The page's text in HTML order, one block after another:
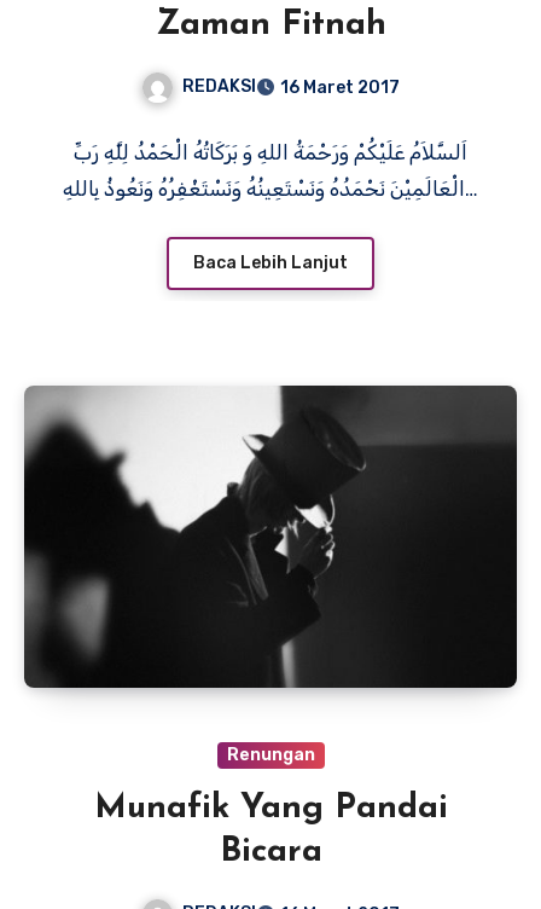
Zaman Fitnah
REDAKSI 16 Maret 2017
اَلسَّلاَمُ عَلَيْكُمْ وَرَحْمَةُ اللهِ وَ بَرَكَاتُهُ الْحَمْدُ لِلَّهِ رَبِّ
الْعَالَمِيْنَ نَحْمَدُهُ وَنَسْتَعِينُهُ وَنَسْتَغْفِرُهُ وَنَعُوذُ بِاللهِ…
Baca Lebih Lanjut
Renungan
Munafik Yang Pandai
Bicara